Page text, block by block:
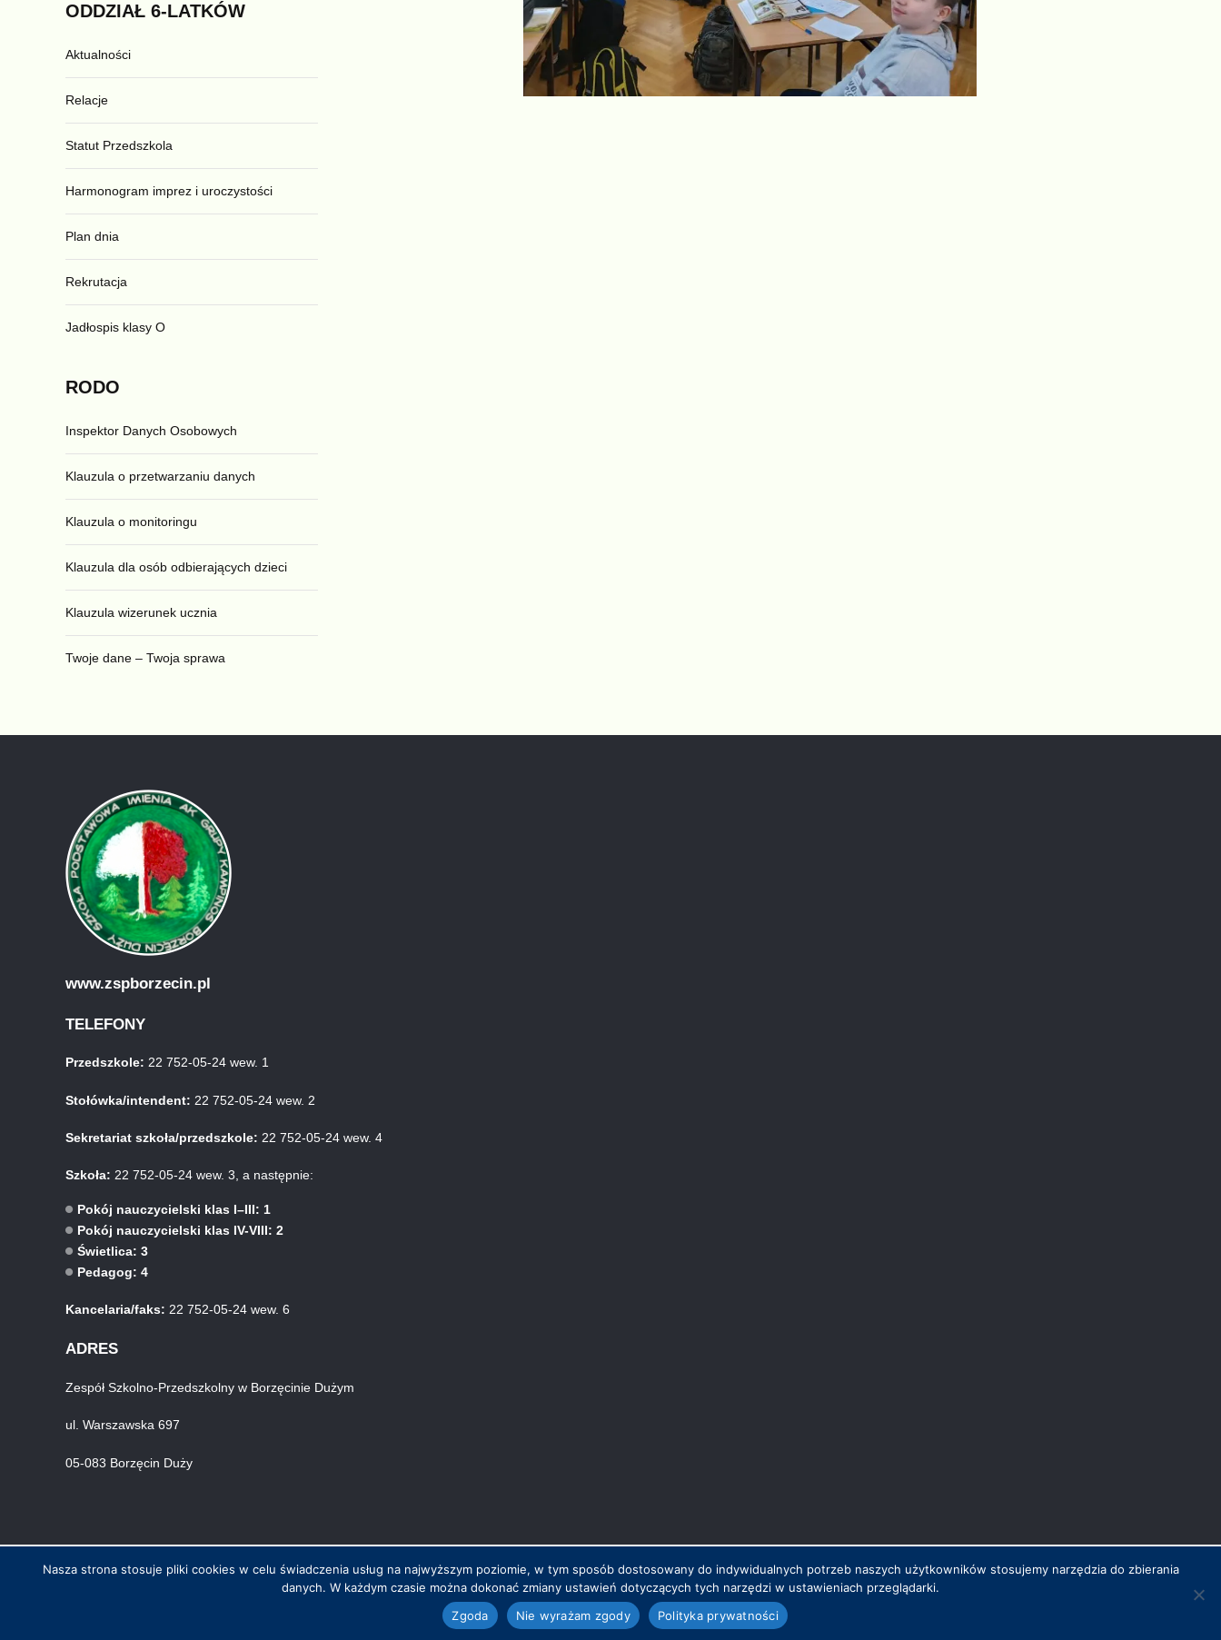
ODDZIAŁ 6-LATKÓW
Aktualności
Relacje
Statut Przedszkola
Harmonogram imprez i uroczystości
Plan dnia
Rekrutacja
Jadłospis klasy O
RODO
Inspektor Danych Osobowych
Klauzula o przetwarzaniu danych
Klauzula o monitoringu
Klauzula dla osób odbierających dzieci
Klauzula wizerunek ucznia
Twoje dane – Twoja sprawa
www.zspborzecin.pl
TELEFONY
Przedszkole: 22 752-05-24 wew. 1
Stołówka/intendent: 22 752-05-24 wew. 2
Sekretariat szkoła/przedszkole: 22 752-05-24 wew. 4
Szkoła: 22 752-05-24 wew. 3, a następnie:
Pokój nauczycielski klas I–III: 1
Pokój nauczycielski klas IV-VIII: 2
Świetlica: 3
Pedagog: 4
Kancelaria/faks: 22 752-05-24 wew. 6
ADRES
Zespół Szkolno-Przedszkolny w Borzęcinie Dużym
ul. Warszawska 697
05-083 Borzęcin Duży
© Wszystkie prawa zastrzeżone. Hosting i wykonanie skynet.net.pl
Nasza strona stosuje pliki cookies w celu świadczenia usług na najwyższym poziomie, w tym sposób dostosowany do indywidualnych potrzeb naszych użytkowników stosujemy narzędzia do zbierania
danych. W każdym czasie można dokonać zmiany ustawień dotyczących tych narzędzi w ustawieniach przeglądarki.
Zgoda
Nie wyrażam zgody Polityka prywatności